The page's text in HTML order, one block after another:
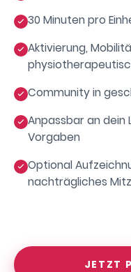
30 Minuten pro
Aktivierung,
Community in
Anpassbar an dein
Vorgaben
Optional
nachträgliches
JETZT